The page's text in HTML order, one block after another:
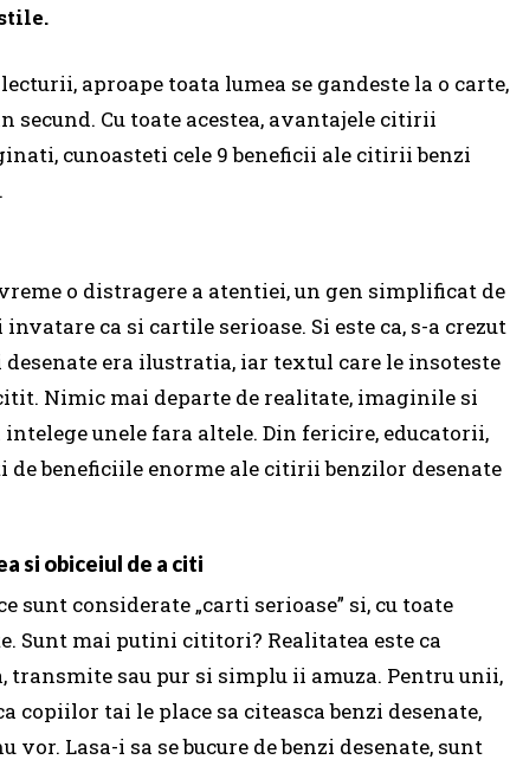
aproape toata lumea se gandeste la o carte,
secund. Cu toate acestea, avantajele citirii
cunoasteti cele 9 beneficii ale citirii benzi
o distragere a atentiei, un gen simplificat de
ca si cartile serioase. Si este ca, s-a crezut
era ilustratia, iar textul care le insoteste
Nimic mai departe de realitate, imaginile si
unele fara altele. Din fericire, educatorii,
beneficiile enorme ale citirii benzilor desenate
si obiceiul de a citi
sunt considerate „carti serioase” si, cu toate
Sunt mai putini cititori? Realitatea este ca
transmite sau pur si simplu ii amuza. Pentru unii,
copiilor tai le place sa citeasca benzi desenate,
vor. Lasa-i sa se bucure de benzi desenate, sunt